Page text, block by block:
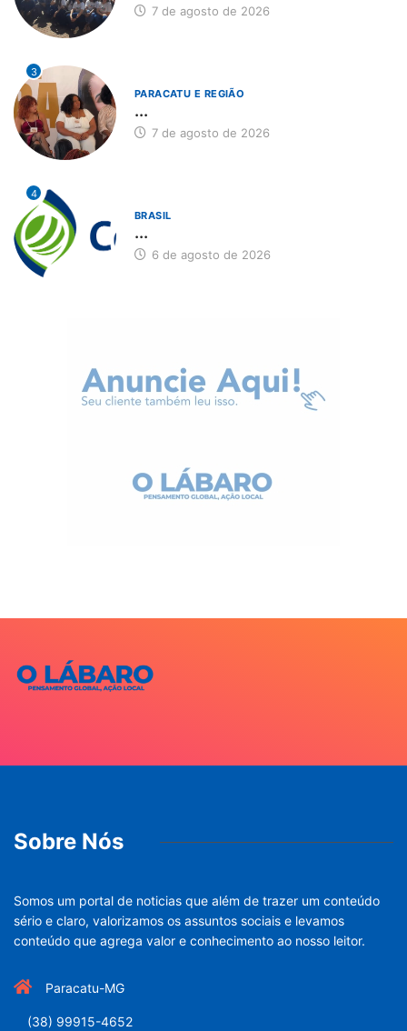
7 de agosto de 2026
3
PARACATU E REGIÃO
...
7 de agosto de 2026
4
BRASIL
...
6 de agosto de 2026
Sobre Nós
Somos um portal de noticias que além de trazer um conteúdo
sério e claro, valorizamos os assuntos sociais e levamos
conteúdo que agrega valor e conhecimento ao nosso leitor.
Paracatu-MG
(38) 99915-4652